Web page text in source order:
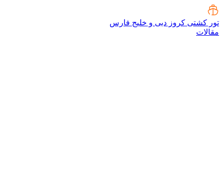
تور کشتی کروز دبی و خلیج فارس
مقالات